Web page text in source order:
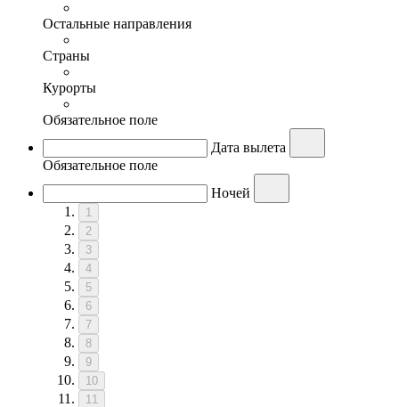
Остальные направления
Страны
Курорты
Обязательное поле
Дата вылета
Обязательное поле
Ночей
1
2
3
4
5
6
7
8
9
10
11